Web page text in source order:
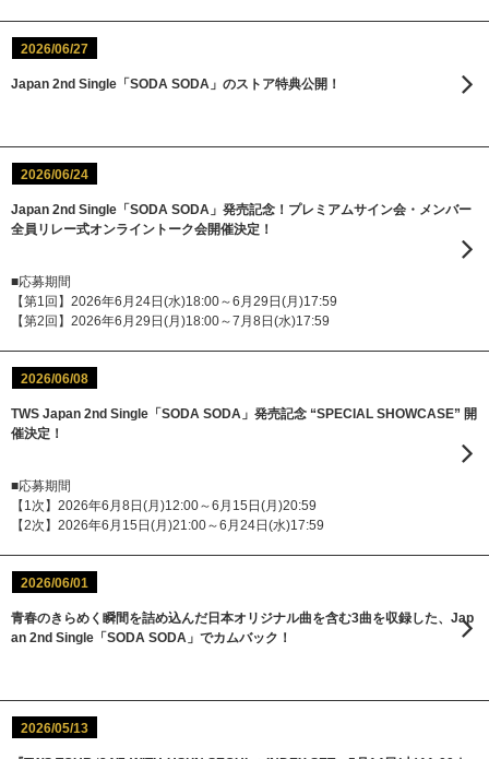
2026/06/27
Japan 2nd Single「SODA SODA」のストア特典公開！
2026/06/24
Japan 2nd Single「SODA SODA」発売記念！プレミアムサイン会・メンバー
全員リレー式オンライントーク会開催決定！
■応募期間
【第1回】2026年6月24日(水)18:00～6月29日(月)17:59
【第2回】2026年6月29日(月)18:00～7月8日(水)17:59
2026/06/08
TWS Japan 2nd Single「SODA SODA」発売記念 “SPECIAL SHOWCASE” 開
催決定！
■応募期間
【1次】2026年6月8日(月)12:00～6月15日(月)20:59
【2次】2026年6月15日(月)21:00～6月24日(水)17:59
2026/06/01
青春のきらめく瞬間を詰め込んだ日本オリジナル曲を含む3曲を収録した、Jap
an 2nd Single「SODA SODA」でカムバック！
2026/05/13